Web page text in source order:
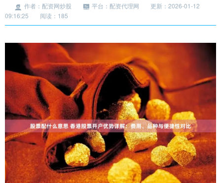
作者：配资网炒股 平台：配资代理网
更新：2026-01-12
09:16:25
阅读：185